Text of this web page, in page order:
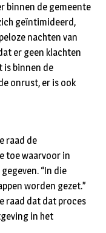
binnen de gemeente
geïntimideerd,
nachten van
er geen klachten
is binnen de
onrust, er is ook
raad de
toe waarvoor in
“In die
worden gezet.”
raad dat dat proces
in het